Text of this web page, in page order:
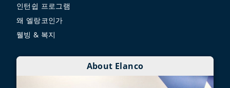
인턴쉽 프로그램
왜 엘랑코인가
웰빙 & 복지
About Elanco